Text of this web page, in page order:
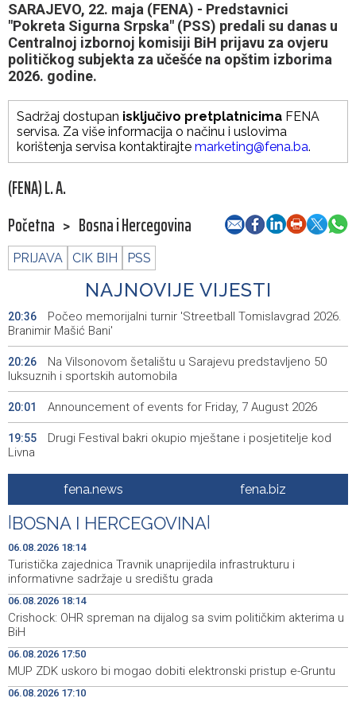
SARAJEVO, 22. maja (FENA) - Predstavnici
"Pokreta Sigurna Srpska" (PSS) predali su danas u
Centralnoj izbornoj komisiji BiH prijavu za ovjeru
političkog subjekta za učešće na opštim izborima
2026. godine.
Sadržaj dostupan isključivo pretplatnicima FENA
servisa. Za više informacija o načinu i uslovima
korištenja servisa kontaktirajte marketing@fena.ba.
(FENA) L. A.
Početna > Bosna i Hercegovina
PRIJAVA CIK BIH PSS
NAJNOVIJE VIJESTI
20:36
Počeo memorijalni turnir 'Streetball Tomislavgrad 2026.
Branimir Mašić Bani'
20:26
Na Vilsonovom šetalištu u Sarajevu predstavljeno 50
luksuznih i sportskih automobila
20:01 Announcement of events for Friday, 7 August 2026
19:55
Drugi Festival bakri okupio mještane i posjetitelje kod
Livna
Novi Travnik receives first direct EU funding for UNESCO
heritage project
19:33
Crishock: OHR maintains an open dialogue with all
political stakeholders in BiH
19:32
Velika nagrada Britanije ostaje u MotoGP kalendaru do
19:29
Španska krajnja ljevica i desnica ujedinjene protiv
Maroka kao suorganizatora SP 2030.
19:27
Grad Novi Travnik prvi put izravno dobio sredstva
Europske unije
fena.news fena.biz
BOSNA I HERCEGOVINA
06.08.2026 18:14
Turistička zajednica Travnik unaprijedila infrastrukturu i
informativne sadržaje u središtu grada
06.08.2026 18:14
Crishock: OHR spreman na dijalog sa svim političkim akterima u
BiH
06.08.2026 17:50
MUP ZDK uskoro bi mogao dobiti elektronski pristup e-Gruntu
06.08.2026 17:10